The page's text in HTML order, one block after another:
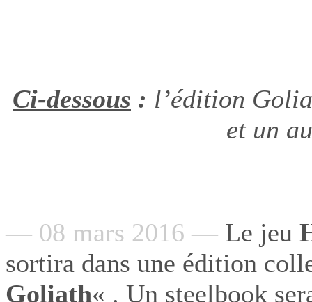
Ci-dessous : l’édition
et un
— 08 mars 2016 — Le jeu
sortira dans une édition
Goliath« . Un steelbook